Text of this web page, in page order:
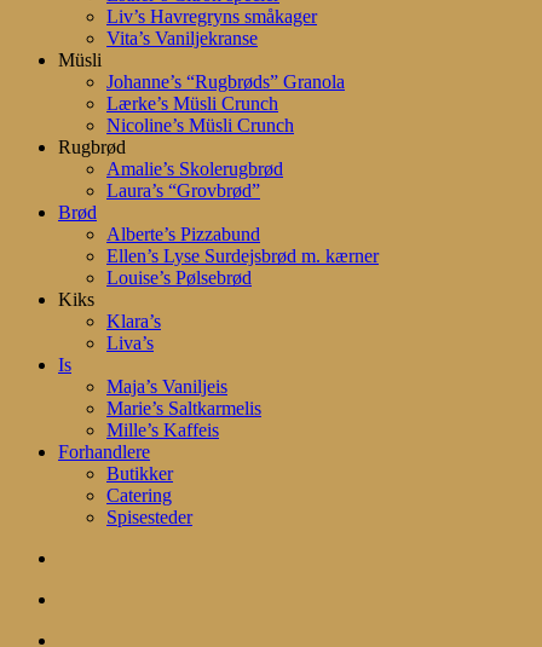
Liv’s Havregryns småkager
Vita’s Vaniljekranse
Müsli
Johanne’s “Rugbrøds” Granola
Lærke’s Müsli Crunch
Nicoline’s Müsli Crunch
Rugbrød
Amalie’s Skolerugbrød
Laura’s “Grovbrød”
Brød
Alberte’s Pizzabund
Ellen’s Lyse Surdejsbrød m. kærner
Louise’s Pølsebrød
Kiks
Klara’s
Liva’s
Is
Maja’s Vaniljeis
Marie’s Saltkarmelis
Mille’s Kaffeis
Forhandlere
Butikker
Catering
Spisesteder